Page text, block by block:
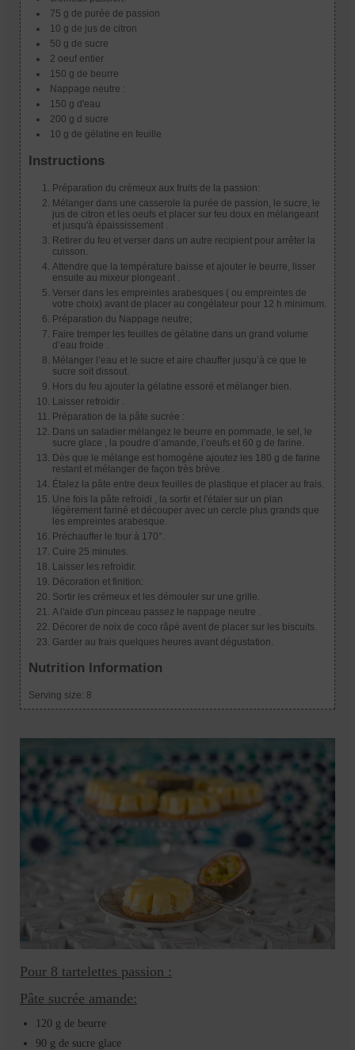
75 g de purée de passion
10 g de jus de citron
50 g de sucre
2 oeuf entier
150 g de beurre
Nappage neutre :
150 g d'eau
200 g d sucre
10 g de gélatine en feuille
Instructions
Préparation du crémeux aux fruits de la passion:
Mélanger dans une casserole la purée de passion, le sucre, le
jus de citron et les oeufs et placer sur feu doux en mélangeant
et jusqu'à épaississement .
Retirer du feu et verser dans un autre recipient pour arrêter la
cuisson.
Attendre que la température baisse et ajouter le beurre, lisser
ensuite au mixeur plongeant .
Verser dans les empreintes arabesques ( ou empreintes de
votre choix) avant de placer au congélateur pour 12 h minimum.
Préparation du Nappage neutre;
Faire tremper les feuilles de gélatine dans un grand volume
d’eau froide .
Mélanger l’eau et le sucre et aire chauffer jusqu’à ce que le
sucre soit dissout.
Hors du feu ajouter la gélatine essoré et mélanger bien.
Laisser refroidir .
Préparation de la pâte sucrée :
Dans un saladier mélangez le beurre en pommade, le sel, le
sucre glace , la poudre d’amande, l’oeufs et 60 g de farine.
Dès que le mélange est homogène ajoutez les 180 g de farine
restant et mélanger de façon très brève .
Étalez la pâte entre deux feuilles de plastique et placer au frais.
Une fois la pâte refroidi , la sortir et l'étaler sur un plan
légèrement fariné et découper avec un cercle plus grands que
les empreintes arabesque.
Préchauffer le four à 170°.
Cuire 25 minutes.
Laisser les refroidir.
Décoration et finition:
Sortir les crémeux et les démouler sur une grille.
A l'aide d'un pinceau passez le nappage neutre .
Décorer de noix de coco râpé avent de placer sur les biscuits.
Garder au frais quelques heures avant dégustation.
Nutrition Information
Serving size: 8
Pour 8 tartelettes passion :
Pâte sucrée amande:
120 g de beurre
90 g de sucre glace